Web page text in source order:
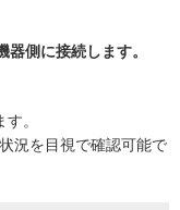
側に接続します。
。
況を目視で確認可能で